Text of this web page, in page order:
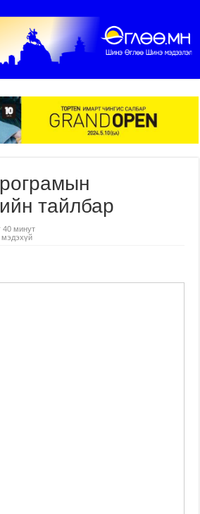
тайлбар
40 минут
мэдэхүй